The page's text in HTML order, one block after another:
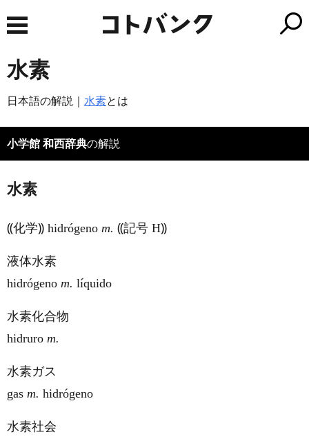
水素
日本語の解説｜ 水素とは
小学館 和西辞典の解説
水素
⸨化学⸩ hidrógeno m. ⸨記号 H⸩
液体水素
hidrógeno m. líquido
水素化合物
hidruro m.
水素ガス
gas m. hidrógeno
水素社会